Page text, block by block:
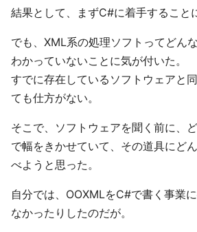
結果として、まずC#に着手すること
でも、XML系の処理ソフトってどん
わかっていないことに気が付いた。
すでに存在しているソフトウェアと
ても仕方がない。
そこで、ソフトウェアを聞く前に、
で幅をきかせていて、その道具にど
べようと思った。
自分では、OOXMLをC#で書く事業
なかったりしたのだが。